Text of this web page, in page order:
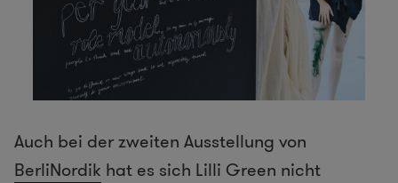
Auch bei der zweiten Ausstellung von
BerliNordik hat es sich Lilli Green nicht